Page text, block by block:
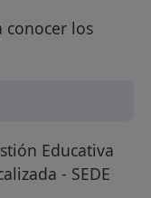
conocer los
Educativa
- SEDE